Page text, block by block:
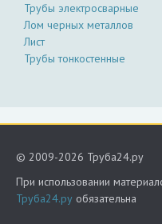
Трубы электросварные
Лом черных металлов
Лист
Трубы тонкостенные
© 2009-2026 Труба24.ру
При использовании
Труба24.ру обязательна